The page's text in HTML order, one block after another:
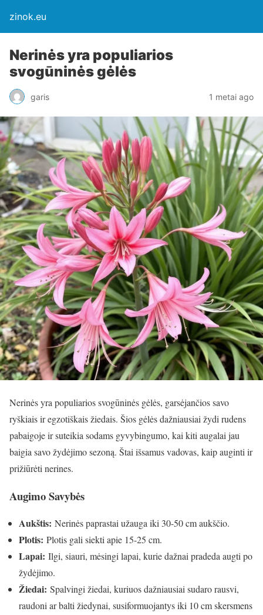
zinok.eu
Nerinės yra populiarios
svogūninės gėlės
garis 1 metai ago
Nerinės yra populiarios svogūninės gėlės, garsėjančios savo
ryškiais ir egzotiškais žiedais. Šios gėlės dažniausiai žydi rudens
pabaigoje ir suteikia sodams gyvybingumo, kai kiti augalai jau
baigia savo žydėjimo sezoną. Štai išsamus vadovas, kaip auginti ir
prižiūrėti nerines.
Augimo Savybės
Aukštis: Nerinės paprastai užauga iki 30-50 cm aukščio.
Plotis: Plotis gali siekti apie 15-25 cm.
Lapai: Ilgi, siauri, mėsingi lapai, kurie dažnai pradeda augti po
žydėjimo.
Žiedai: Spalvingi žiedai, kuriuos dažniausiai sudaro rausvi,
raudoni ar balti žiedynai, susiformuojantys iki 10 cm skersmens